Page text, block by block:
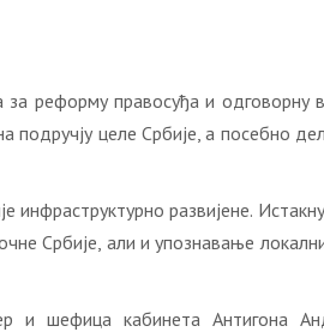
реформу правосуђа и одговорну
подручју целе Србије, а посебно
развијене.
Србије, али и упознавање
и шефица кабинета Антигона